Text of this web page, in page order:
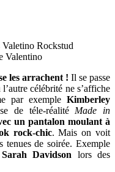
Valentino
les arrachent ! Il se passe
célébrité ne s’affiche
par exemple Kimberley
de téle-réalité Made in
un pantalon moulant à
rock-chic. Mais on voit
tenues de soirée. Exemple
Sarah Davidson lors des